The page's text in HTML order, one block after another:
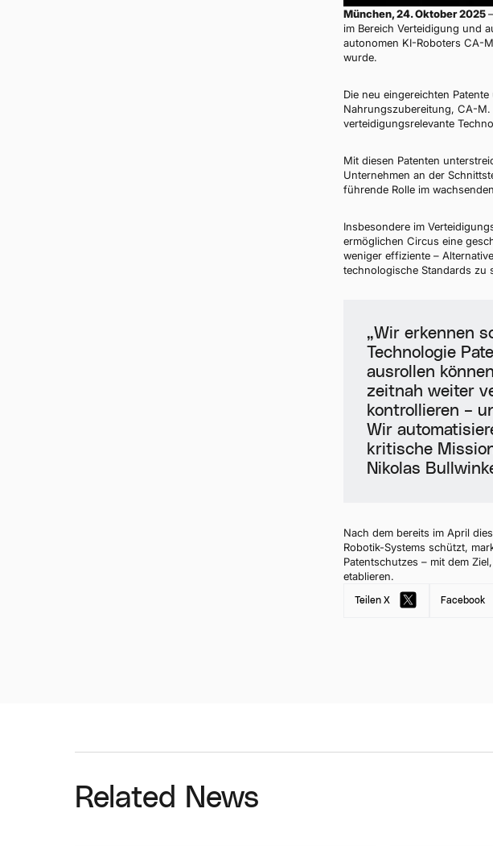
München, 24. Oktober 2025–
im Bereich Verteidigung und
autonomen KI-Roboters CA-
wurde.
Die neu eingereichten
Nahrungszubereitung, CA-
verteidigungsrelevante
Mit diesen Patenten
Unternehmen an der
führende Rolle im
Insbesondere im
ermöglichen Circus eine
weniger effiziente –
technologische Standards zu
„Wir erkennen
Technologie
ausrollen
zeitnah weiter
kontrollieren –
Wir
kritische
Nikolas
Nach dem bereits im April
Robotik-Systems schützt,
Patentschutzes – mit dem
etablieren.
Teilen X Facebook
Related News